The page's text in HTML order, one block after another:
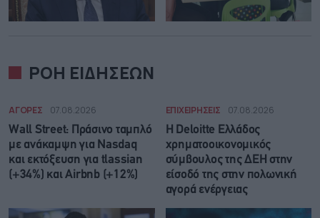
ΡΟΗ ΕΙΔΗΣΕΩΝ
ΑΓΟΡΕΣ 07.08.2026
Wall Street: Πράσινο ταμπλό
με ανάκαμψη για Nasdaq
και εκτόξευση για tlassian
(+34%) και Airbnb (+12%)
ΕΠΙΧΕΙΡΗΣΕΙΣ 07.08.2026
Η Deloitte Ελλάδος
χρηματοοικονομικός
σύμβουλος της ΔΕΗ στην
είσοδό της στην πολωνική
αγορά ενέργειας